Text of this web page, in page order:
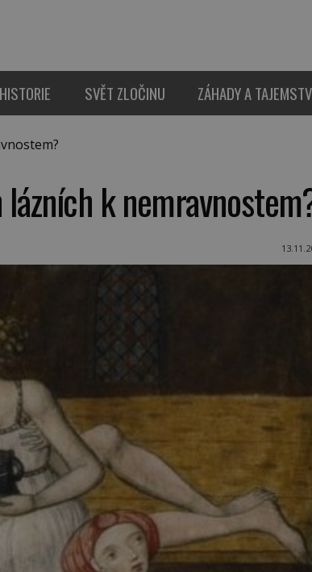
HISTORIE SVĚT ZLOČINU ZÁHADY A
k